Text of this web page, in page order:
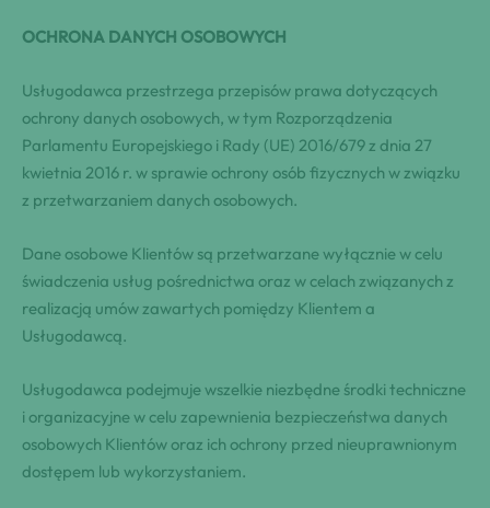
OCHRONA DANYCH OSOBOWYCH
Usługodawca przestrzega przepisów prawa dotyczących
ochrony danych osobowych, w tym Rozporządzenia
Parlamentu Europejskiego i Rady (UE) 2016/679 z dnia 27
kwietnia 2016 r. w sprawie ochrony osób fizycznych w związku
z przetwarzaniem danych osobowych.
Dane osobowe Klientów są przetwarzane wyłącznie w celu
świadczenia usług pośrednictwa oraz w celach związanych z
realizacją umów zawartych pomiędzy Klientem a
Usługodawcą.
Usługodawca podejmuje wszelkie niezbędne środki techniczne
i organizacyjne w celu zapewnienia bezpieczeństwa danych
osobowych Klientów oraz ich ochrony przed nieuprawnionym
dostępem lub wykorzystaniem.